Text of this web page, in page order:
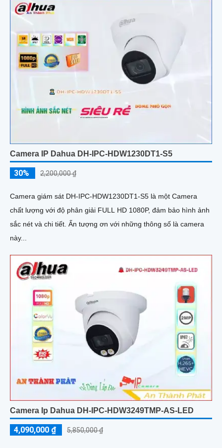
Camera IP Dahua DH-IPC-HDW1230DT1-S5
30% 2,200,000 ₫
Camera giám sát DH-IPC-HDW1230DT1-S5 là một Camera
chất lượng với độ phân giải FULL HD 1080P, đảm bảo hình ảnh
sắc nét và chi tiết. Ấn tượng ơn với những thông số là camera
này...
Camera Ip Dahua DH-IPC-HDW3249TMP-AS-LED
4,090,000 ₫ 5,850,000 ₫